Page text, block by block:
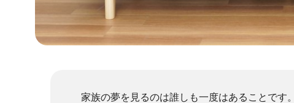
家族の夢を見るのは誰しも一度はあることです。